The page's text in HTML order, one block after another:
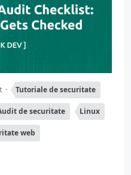
Tutoriale de securitate
de securitate Linux
web